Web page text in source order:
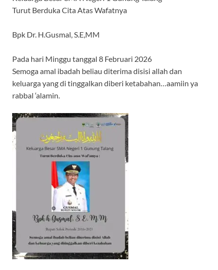
Turut Berduka Cita Atas Wafatnya
Bpk Dr. H.Gusmal, S.E,MM
Pada hari Minggu tanggal 8 Februari 2026
Semoga amal ibadah beliau diterima disisi allah dan
keluarga yang di tinggalkan diberi ketabahan…aamiin ya
rabbal ‘alamin.